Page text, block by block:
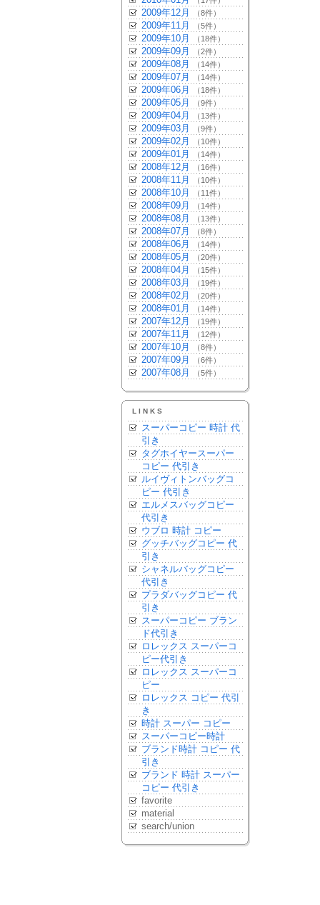
2009年12月 （8件）
2009年11月 （5件）
2009年10月 （18件）
2009年09月 （2件）
2009年08月 （14件）
2009年07月 （14件）
2009年06月 （18件）
2009年05月 （9件）
2009年04月 （13件）
2009年03月 （9件）
2009年02月 （10件）
2009年01月 （14件）
2008年12月 （16件）
2008年11月 （10件）
2008年10月 （11件）
2008年09月 （14件）
2008年08月 （13件）
2008年07月 （8件）
2008年06月 （14件）
2008年05月 （20件）
2008年04月 （15件）
2008年03月 （19件）
2008年02月 （20件）
2008年01月 （14件）
2007年12月 （19件）
2007年11月 （12件）
2007年10月 （8件）
2007年09月 （6件）
2007年08月 （5件）
LINKS
スーパーコピー 時計 代
引き
タグホイヤースーパー
コピー 代引き
ルイヴィトンバッグコ
ピー 代引き
エルメスバッグコピー
代引き
ウブロ 時計 コピー
グッチバッグコピー 代
引き
シャネルバッグコピー
代引き
プラダバッグコピー 代
引き
スーパーコピー ブラン
ド代引き
ロレックス スーパーコ
ピー代引き
ロレックス スーパーコ
ピー
ロレックス コピー 代引
き
時計 スーパー コピー
スーパーコピー時計
ブランド時計 コピー 代
引き
ブランド 時計 スーパー
コピー 代引き
favorite
material
search/union